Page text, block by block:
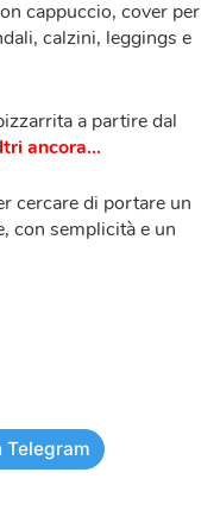
cappuccio, cover per
calzini, leggings e
a partire dal
ancora…
cercare di portare un
con semplicità e un
Telegram